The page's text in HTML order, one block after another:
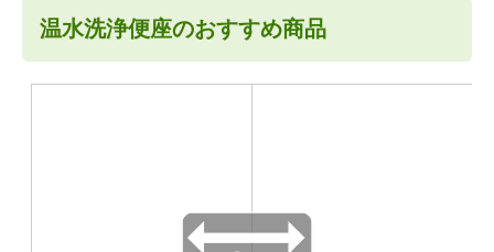
温水洗浄便座のおすすめ商品